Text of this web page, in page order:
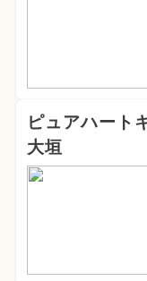
ピュアハート
大垣